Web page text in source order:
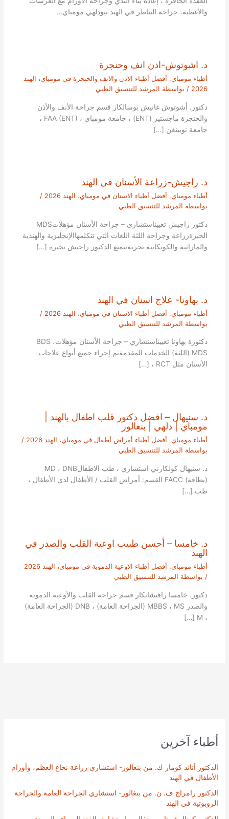
أطباء آخرين
الدكتور أناند كومار ك. من بنغالور- استشاري زراعة نخاع العظم، وأورام
الأطفال في الهند
الدكتور رامراج ف. ن. من بنغالور- استشاري الجراحة العامة والجراحة
الروبوتية في الهند
والأغطية، جراحة التناظر في الهند نيودلهي مومباي…
د. اشوتوش-اذن انف وحنجرة
أطباء مومباي, أفضل أطباء الاذن والانف والحنجرة في مومباي، الهند
2026 / بواسطة المرشد للتنسيق الطبي
دكتور. أشوتوش غانيش بوسالكار قسم جراحة الأنف والأذن
والحنجرة ماجستير (ENT) ، جامعة مومباي ، FAA (ENT) ،
جامعة توبينغن […]
د. راجيش-زراعة الأسنان في الهند
أطباء مومباي, أفضل أطباء الاسنان في مومباي، الهند 2026
/
بواسطة المرشد للتنسيق الطبي
دكتور راجيش تعييناستشاري – جراحة الأسنان مؤهلاتMDS
الخبرةزراعة وجراحة اللثة اللغات التي تتكلمهاالإنجليزية والهندية
والماراثية والكونكانية تجربةيتمتع الدكتور راجيش بخبرة […]
د. بهاونا- علاج اسنان في الهند
أطباء مومباي, أفضل أطباء الاسنان في مومباي، الهند 2026
/
بواسطة المرشد للتنسيق الطبي
دكتورة بهاونا تعييناستشاري – جراحة الأسنان مؤهلاتBDS ،
MDS (اللثة) الخدمات المقدمةتم إجراء جميع أنواع علاجات
الأسنان مثل RCT ، […]
د. سنيهال – افضل دكتور قلب اطفال بالهند |
مومباي | دلهي | بنغالور
أطباء مومباي, أفضل أطباء أمراض أطفال في مومباي، الهند 2026
/
بواسطة المرشد للتنسيق الطبي
د. سنيهال كولكارني استشاري ، طب الاطفالMD ، DNB
(بطاقة) FACC القسم: أمراض القلب / الأطفال لدى الأطفال ،
طب […]
د. خامسا – أحسن طبيب اوعية القلب والصدر في
الهند
أطباء مومباي, أفضل أطباء الاوعية الدموية في مومباي، الهند 2026
/ بواسطة المرشد للتنسيق الطبي
دكتور. خامسا رافيشانكار قسم جراحة القلب والأوعية الدموية
والصدر MBBS ، MS (الجراحة العامة) ، DNB (الجراحة العامة)
، M […]